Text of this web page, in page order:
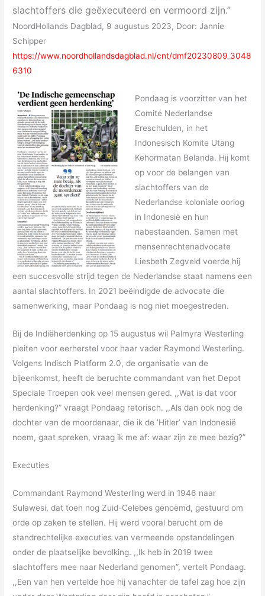
slachtoffers die geëxecuteerd en vermoord zijn.”
NoordHollands Dagblad, 9 augustus 2023, Door: Jannie
Schipper
https://www.noordhollandsdagblad.nl/cnt/dmf20230809_3048
6310
Pondaag is voorzitter van het
Comité Nederlandse
Ereschulden, in het
Indonesisch Komite Utang
Kehormatan Belanda. Hij komt
op voor de belangen van
slachtoffers van de
Nederlandse koloniale oorlog
in Indonesië en hun
nabestaanden. Samen met
mensenrechtenadvocate
Liesbeth Zegveld voerde hij
een succesvolle strijd tegen de Nederlandse staat namens een
aantal slachtoffers. In 2021 beëindigde de advocate die
samenwerking, maar Pondaag is nog niet moegestreden.
Bij de Indiëherdenking op 15 augustus wil Palmyra Westerling
pleiten voor eerherstel voor haar vader Raymond Westerling.
Volgens Indisch Platform 2.0, de organisatie van de
bijeenkomst, heeft de beruchte commandant van het Depot
Speciale Troepen ook veel mensen gered. ,,Wat is dat voor
herdenking?” vraagt Pondaag retorisch. ,,Als dan ook nog de
dochter van de moordenaar, die ik de ’Hitler’ van Indonesië
noem, gaat spreken, vraag ik me af: waar zijn ze mee bezig?”
Executies
Commandant Raymond Westerling werd in 1946 naar
Sulawesi, dat toen nog Zuid-Celebes genoemd, gestuurd om
orde op zaken te stellen. Hij werd vooral berucht om de
standrechtelijke executies van vermeende opstandelingen
onder de plaatselijke bevolking. ,,Ik heb in 2019 twee
slachtoffers mee naar Nederland genomen”, vertelt Pondaag.
,,Een van hen vertelde hoe hij vanachter de tafel zag hoe zijn